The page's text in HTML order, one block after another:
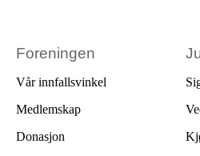
Foreningen
Vår innfallsvinkel
Medlemskap
Donasjon